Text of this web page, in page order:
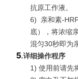
抗原工作液。
6)
亲和素-
底），将浓缩
混匀30秒即为
5.详细操作程序
1) 使用前请先